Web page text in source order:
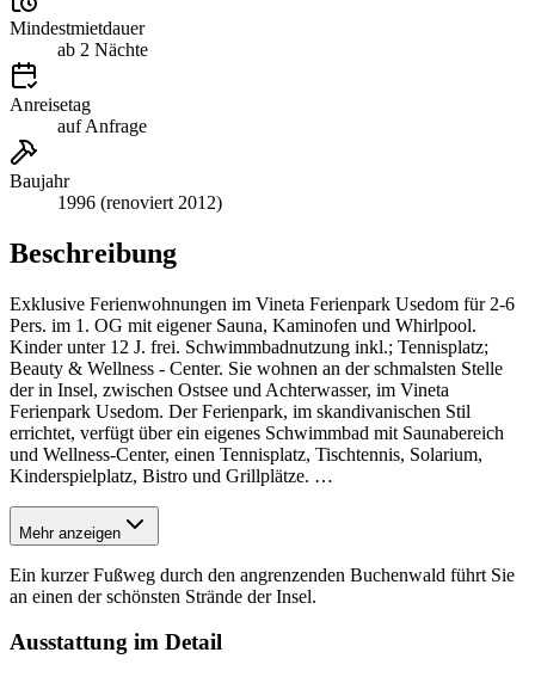
Mindestmietdauer
ab 2 Nächte
Anreisetag
auf Anfrage
Baujahr
1996 (renoviert 2012)
Beschreibung
Exklusive Ferienwohnungen im Vineta Ferienpark Usedom für 2-6
Pers. im 1. OG mit eigener Sauna, Kaminofen und Whirlpool.
Kinder unter 12 J. frei. Schwimmbadnutzung inkl.; Tennisplatz;
Beauty & Wellness - Center. Sie wohnen an der schmalsten Stelle
der in Insel, zwischen Ostsee und Achterwasser, im Vineta
Ferienpark Usedom. Der Ferienpark, im skandivanischen Stil
errichtet, verfügt über ein eigenes Schwimmbad mit Saunabereich
und Wellness-Center, einen Tennisplatz, Tischtennis, Solarium,
Kinderspielplatz, Bistro und Grillplätze. …
Mehr anzeigen
Ein kurzer Fußweg durch den angrenzenden Buchenwald führt Sie
an einen der schönsten Strände der Insel.
Ausstattung im Detail